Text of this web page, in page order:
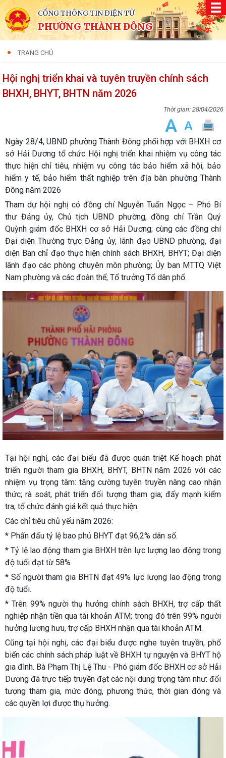
CỔNG THÔNG TIN ĐIỆN TỬ
PHƯỜNG THÀNH ĐÔNG
TRANG CHỦ
Hội nghị triển khai và tuyên truyền chính sách
BHXH, BHYT, BHTN năm 2026
28/04/2026
Ngày 28/4, UBND phường Thành Đông phối hợp với BHXH cơ
sở Hải Dương tổ chức Hội nghị triển khai nhiệm vụ công tác
thực hiện chỉ tiêu, nhiệm vụ công tác bảo hiểm xã hội, bảo
hiểm y tế, bảo hiểm thất nghiệp trên địa bàn phường Thành
Đông năm 2026
Tham dự hội nghị có đồng chí Nguyễn Tuấn Ngọc – Phó Bí
thư Đảng ủy, Chủ tịch UBND phường, đồng chí Trần Quý
Quỳnh giám đốc BHXH cơ sở Hải Dương; cùng các đồng chí
Đại diện Thường trực Đảng ủy, lãnh đạo UBND phường, đại
diện Ban chỉ đạo thực hiện chính sách BHXH, BHYT; Đại diện
lãnh đạo các phòng chuyên môn phường; Ủy ban MTTQ Việt
Nam phường và các đoàn thể; Tổ trưởng Tổ dân phố.
Tại hội nghị, các đại biểu đã được quán triệt Kế hoạch phát
triển người tham gia BHXH, BHYT, BHTN năm 2026 với các
nhiệm vụ trọng tâm: tăng cường tuyên truyền nâng cao nhận
thức; rà soát, phát triển đối tượng tham gia; đẩy mạnh kiểm
tra, tổ chức đánh giá kết quả thực hiện.
Các chỉ tiêu chủ yếu năm 2026:
* Phấn đấu tỷ lệ bao phủ BHYT đạt 96,2% dân số.
* Tỷ lệ lao động tham gia BHXH trên lực lượng lao động trong
độ tuổi đạt từ 58%
* Số người tham gia BHTN đạt 49% lực lượng lao động trong
độ tuổi.
* Trên 99% người thụ hưởng chính sách BHXH, trợ cấp thất
nghiệp nhận tiền qua tài khoản ATM; trong đó trên 99% người
hưởng lương hưu, trợ cấp BHXH nhận qua tài khoản ATM.
Cũng tại hội nghị, các đại biểu được nghe tuyên truyền, phổ
biến các chính sách pháp luật về BHXH tự nguyện và BHYT hộ
gia đình. Bà Phạm Thị Lệ Thu - Phó giám đốc BHXH cơ sở Hải
Dương đã trực tiếp truyền đạt các nội dung trọng tâm như: đối
tượng tham gia, mức đóng, phương thức, thời gian đóng và
các quyền lợi được thụ hưởng.